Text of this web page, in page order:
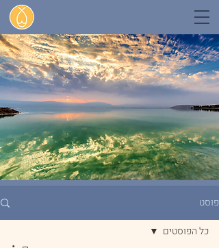
פוסט
כל הפוסטים